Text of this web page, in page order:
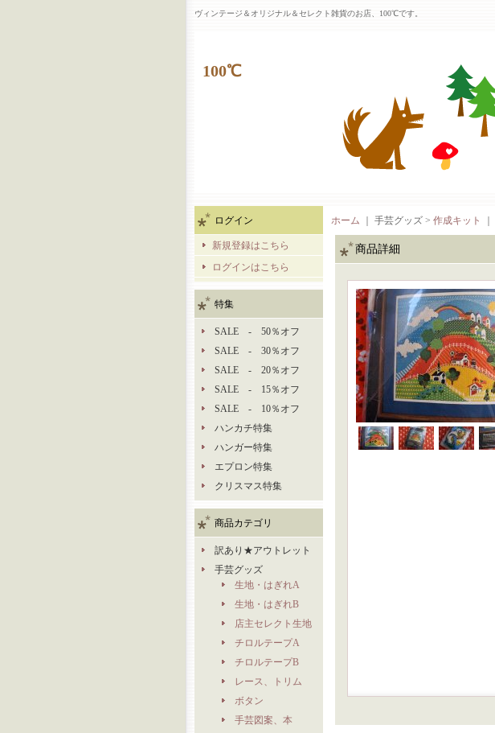
ヴィンテージ＆オリジナル＆セレクト雑貨のお店、100℃です。
100℃
ログイン
新規登録はこちら
ログインはこちら
特集
SALE - 50％オフ
SALE - 30％オフ
SALE - 20％オフ
SALE - 15％オフ
SALE - 10％オフ
ハンカチ特集
ハンガー特集
エプロン特集
クリスマス特集
商品カテゴリ
訳あり★アウトレット
手芸グッズ
生地・はぎれA
生地・はぎれB
店主セレクト生地
チロルテープA
チロルテープB
レース、トリム
ボタン
手芸図案、本
ホーム ｜ 手芸グッズ > 作成キット
商品詳細